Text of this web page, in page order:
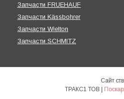
Запчасти FRUEHAUF
Запчасти Kässbohrer
Запчасти Wielton
Запчасти SCHMITZ
Сайт
ТРАКС1 ТОВ |